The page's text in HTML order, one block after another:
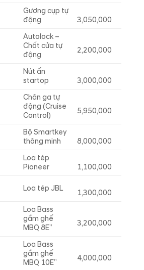
Gương cụp tự
động
3,050,000
Autolock –
Chốt cửa tự
động
2,200,000
Nút ấn
startop
3,000,000
Chân ga tự
động (Cruise
Control)
5,950,000
Bộ Smartkey
thông minh
8,000,000
Loa tép
Pioneer
1,100,000
Loa tép JBL 1,300,000
Loa Bass
gầm ghế
MBQ 8E”
3,200,000
Loa Bass
gầm ghế
MBQ 10E”
4,000,000